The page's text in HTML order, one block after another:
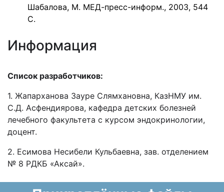
Шабалова, М. МЕД-пресс-информ., 2003, 544
С.
Информация
Список разработчиков:
1. Жапарханова Зауре Слямхановна, КазНМУ им.
С.Д. Асфендиярова, кафедра детских болезней
лечебного факультета с курсом эндокринологии,
доцент.
2. Есимова Несибели Кульбаевна, зав. отделением
№ 8 РДКБ «Аксай».